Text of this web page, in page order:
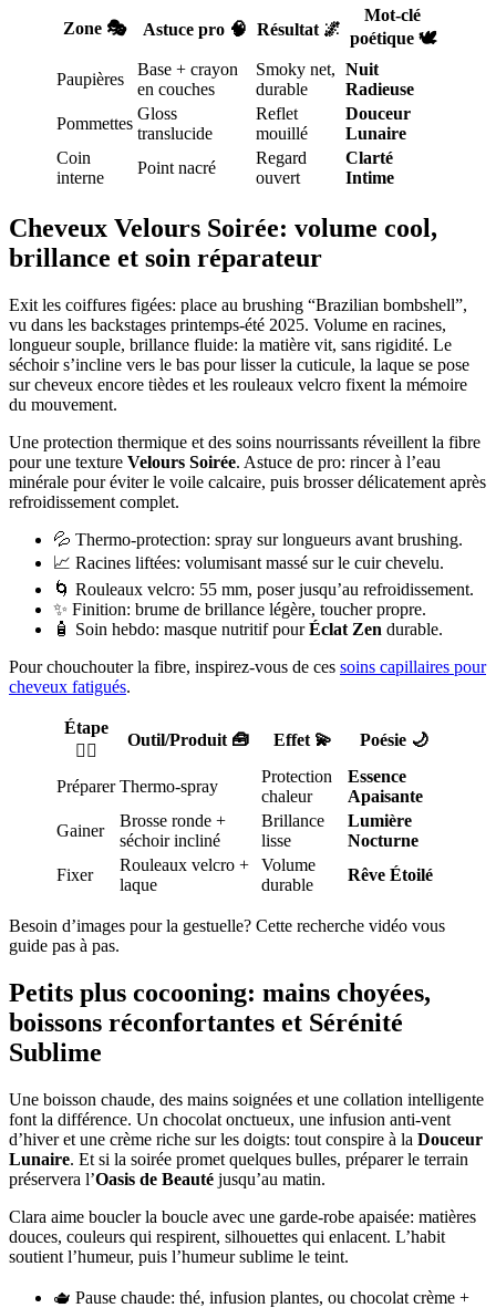
Zone 🎭 Astuce pro 🧠 Résultat 🌌
Mot-clé
poétique 🕊️
Paupières
Base + crayon
en couches
Smoky net,
durable
Nuit
Radieuse
Pommettes
Gloss
translucide
Reflet
mouillé
Douceur
Lunaire
Coin
interne
Point nacré
Regard
ouvert
Clarté
Intime
Cheveux Velours Soirée: volume cool,
brillance et soin réparateur
Exit les coiffures figées: place au brushing “Brazilian bombshell”,
vu dans les backstages printemps-été 2025. Volume en racines,
longueur souple, brillance fluide: la matière vit, sans rigidité. Le
séchoir s’incline vers le bas pour lisser la cuticule, la laque se pose
sur cheveux encore tièdes et les rouleaux velcro fixent la mémoire
du mouvement.
Une protection thermique et des soins nourrissants réveillent la fibre
pour une texture Velours Soirée. Astuce de pro: rincer à l’eau
minérale pour éviter le voile calcaire, puis brosser délicatement après
refroidissement complet.
💦 Thermo-protection: spray sur longueurs avant brushing.
📈 Racines liftées: volumisant massé sur le cuir chevelu.
🌀 Rouleaux velcro: 55 mm, poser jusqu’au refroidissement.
✨ Finition: brume de brillance légère, toucher propre.
🧴 Soin hebdo: masque nutritif pourÉclat Zen durable.
Pour chouchouter la fibre, inspirez-vous de ces soins capillaires pour
cheveux fatigués.
Étape
💇‍♀️
Outil/Produit 🧰 Effet 💫 Poésie 🌙
Préparer Thermo-spray
Protection
chaleur
Essence
Apaisante
Gainer
Brosse ronde +
séchoir incliné
Brillance
lisse
Lumière
Nocturne
Fixer
Rouleaux velcro +
laque
Volume
durable
Rêve Étoilé
Besoin d’images pour la gestuelle? Cette recherche vidéo vous
guide pas à pas.
Petits plus cocooning: mains choyées,
boissons réconfortantes et Sérénité
Sublime
Une boisson chaude, des mains soignées et une collation intelligente
font la différence. Un chocolat onctueux, une infusion anti-vent
d’hiver et une crème riche sur les doigts: tout conspire à la Douceur
Lunaire. Et si la soirée promet quelques bulles, préparer le terrain
préservera l’Oasis de Beauté jusqu’au matin.
Clara aime boucler la boucle avec une garde-robe apaisée: matières
douces, couleurs qui respirent, silhouettes qui enlacent. L’habit
soutient l’humeur, puis l’humeur sublime le teint.
🫖 Pause chaude: thé, infusion plantes, ou chocolat crème +